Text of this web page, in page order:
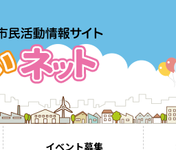
イベント募集